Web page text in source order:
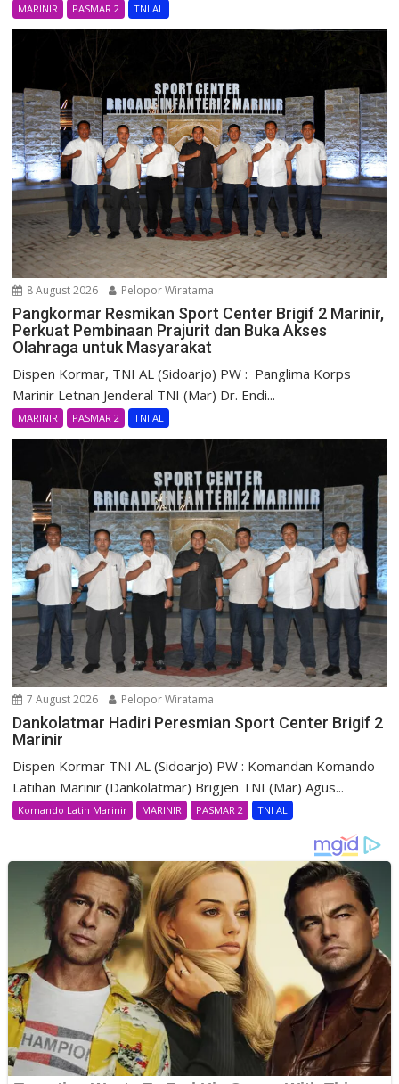
MARINIR PASMAR 2 TNI AL
8 August 2026 Pelopor Wiratama
Pangkormar Resmikan Sport Center Brigif 2 Marinir,
Perkuat Pembinaan Prajurit dan Buka Akses
Olahraga untuk Masyarakat
Dispen Kormar, TNI AL (Sidoarjo) PW : Panglima Korps
Marinir Letnan Jenderal TNI (Mar) Dr. Endi...
MARINIR PASMAR 2 TNI AL
7 August 2026 Pelopor Wiratama
Dankolatmar Hadiri Peresmian Sport Center Brigif 2
Marinir
Dispen Kormar TNI AL (Sidoarjo) PW : Komandan Komando
Latihan Marinir (Dankolatmar) Brigjen TNI (Mar) Agus...
Komando Latih Marinir MARINIR PASMAR 2 TNI AL